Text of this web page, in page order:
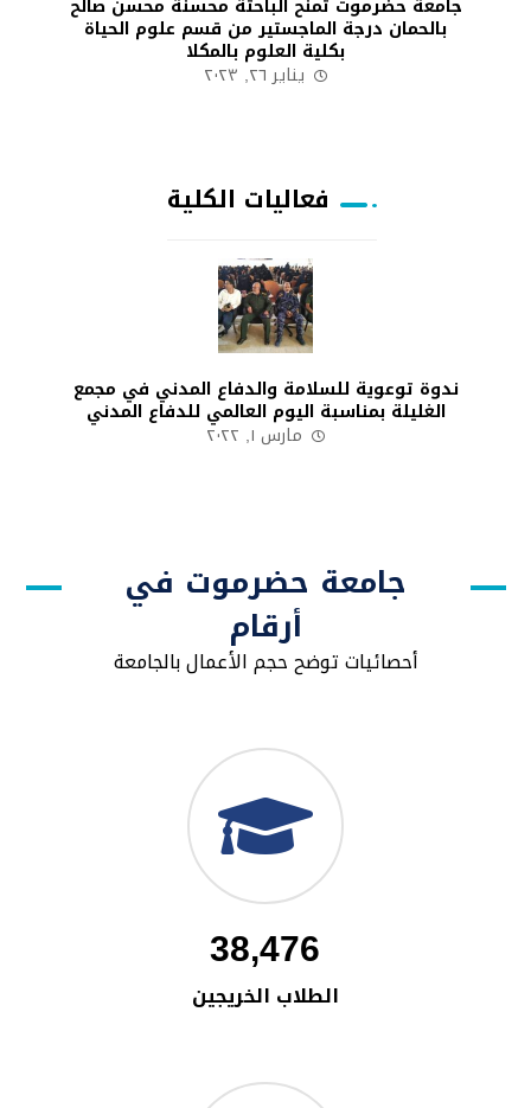
جامعة حضرموت تمنح الباحثة محسنة محسن صالح
بالحمان درجة الماجستير من قسم علوم الحياة
بكلية العلوم بالمكلا
يناير ٢٦, ٢٠٢٣
فعاليات الكلية
ندوة توعوية للسلامة والدفاع المدني في مجمع
الغليلة بمناسبة اليوم العالمي للدفاع المدني
مارس ١, ٢٠٢٢
جامعة حضرموت في
أرقام
أحصائيات توضح حجم الأعمال بالجامعة
38,476
الطلاب الخريجين